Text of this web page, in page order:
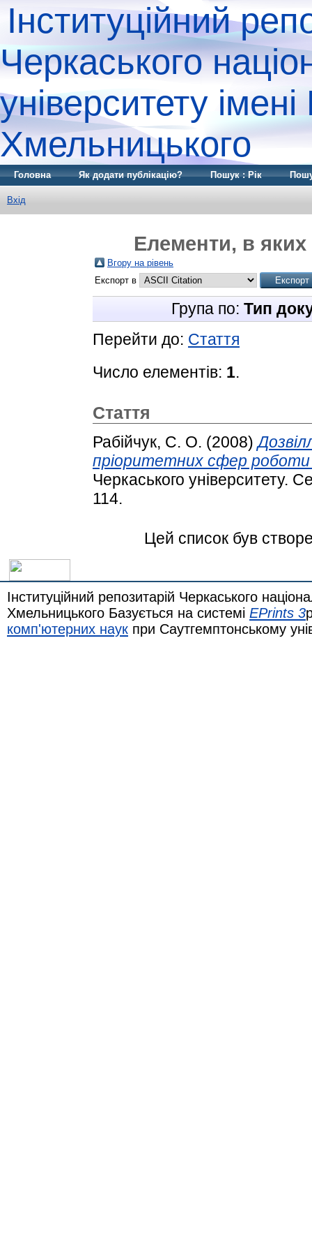
Інституційний
Черкаського
університету
Хмельницького
Головна Як додати публікацію? Пошук : Рік
Вхід
Елементи, в
Вгору на рівень
Експорт в
Група по: Тип
Перейти до: Стаття
Число елементів: 1.
Стаття
Рабійчук, С. О. (2008)
пріоритетних сфер роботи
Черкаського університету.
114.
Цей список був
Інституційний репозитарій Черкаського
Хмельницького Базується на системі EPrints 3
комп'ютерних наук при Саутгемптонському